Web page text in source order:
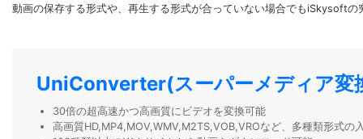
動画の保存する形式や、再生する形式が合っていない場合でもiSkysoft
UniConverter(スーパーメディア変
30倍の超高速かつ高画質にビデオを変換可能
高画質HD,MP4,MOV,WMV,M2TS,VOB,VROなど、多種類形式の